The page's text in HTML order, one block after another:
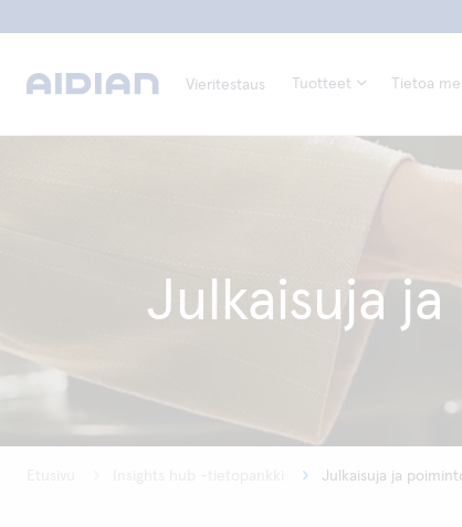
Vieritestaus Tuotteet Tietoa
Julkaisuja
Julkaisuja ja